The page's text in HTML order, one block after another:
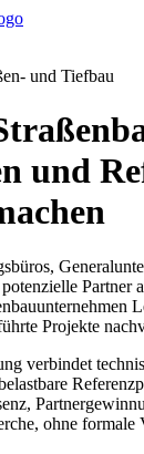
und Tiefbau
und
Partner
Projekte
verbindet
ohne formale